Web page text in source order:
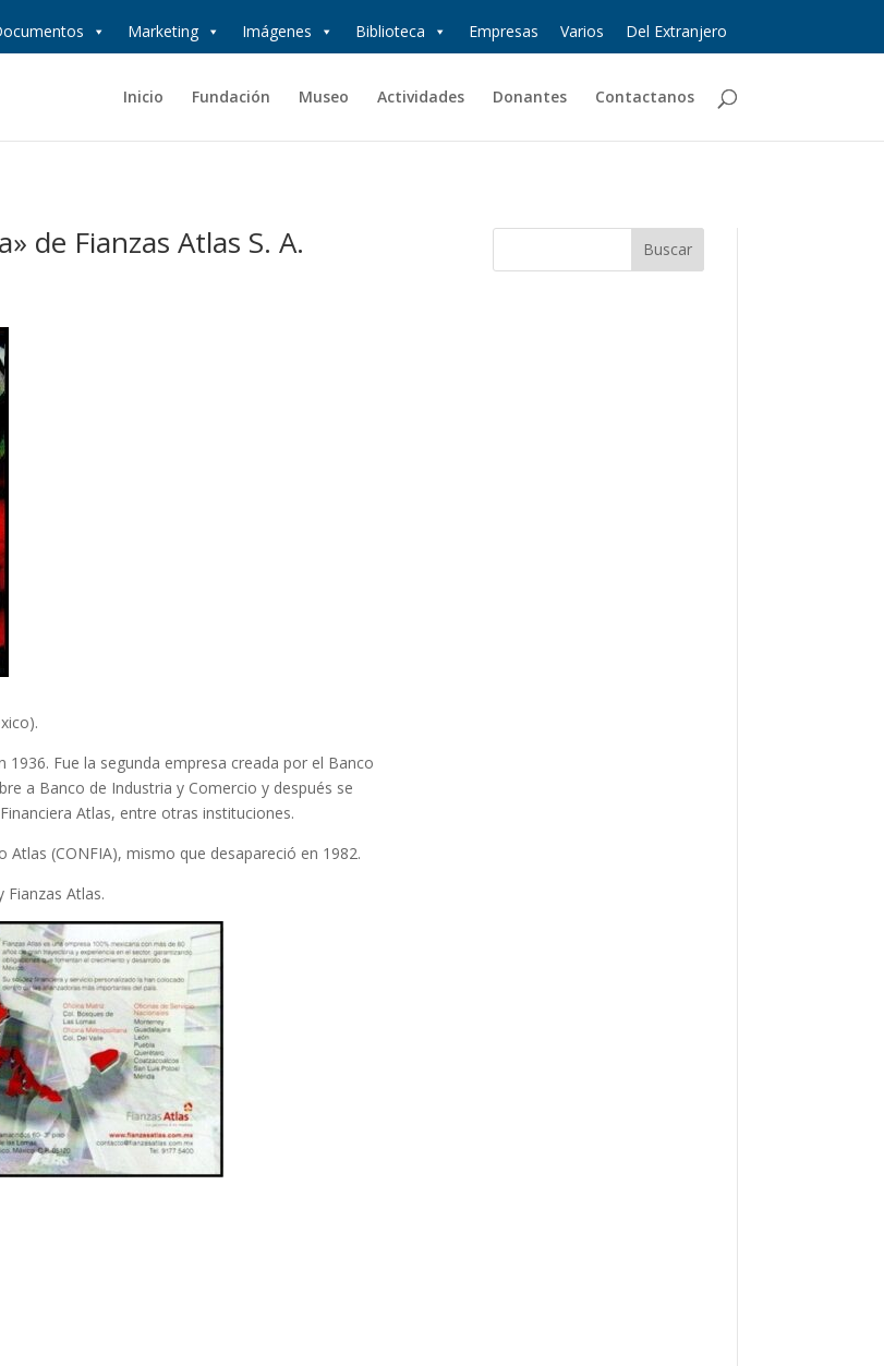
Marketing Imágenes Biblioteca Empresas Varios Del Extranjero
Inicio Fundación Museo Actividades Donantes Contactanos
de Fianzas Atlas S. A.
Fue la segunda empresa creada por el Banco
a Banco de Industria y Comercio y después se
Atlas, entre otras instituciones.
(CONFIA), mismo que desapareció en 1982.
Atlas.